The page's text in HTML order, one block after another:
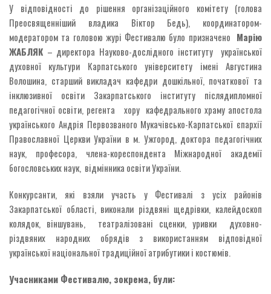
У відповідності до рішення організаційного комітету (голова
Преосвященніший владика Віктор Бедь), координатором-
модератором та головою журі Фестивалю було призначено Марію
ЖАБЛЯК – директора Науково-дослідного інституту української
духовної культури Карпатського університету імені Августина
Волошина, старший викладач кафедри дошкільної, початкової та
інклюзивної освіти Закарпатського інституту післядипломної
педагогічної освіти, регента хору кафедрального храму апостола
українського Андрія Первозваного Мукачівсько-Карпатської єпархії
Православної Церкви України в м. Ужгород, доктора педагогічних
наук, професора, члена-кореспондента Міжнародної академії
богословських наук, відмінника освіти України.
Конкурсанти, які взяли участь у Фестивалі з усіх районів
Закарпатської області, виконали різдвяні щедрівки, калейдоскоп
колядок, віншувань, театралізовані сценки, уривки духовно-
різдвяних народних обрядів з використанням відповідної
української національної традиційної атрибутики і костюмів.
Учасниками Фестивалю, зокрема, були: